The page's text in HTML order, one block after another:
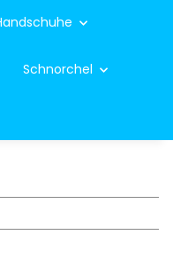
Schnorchel